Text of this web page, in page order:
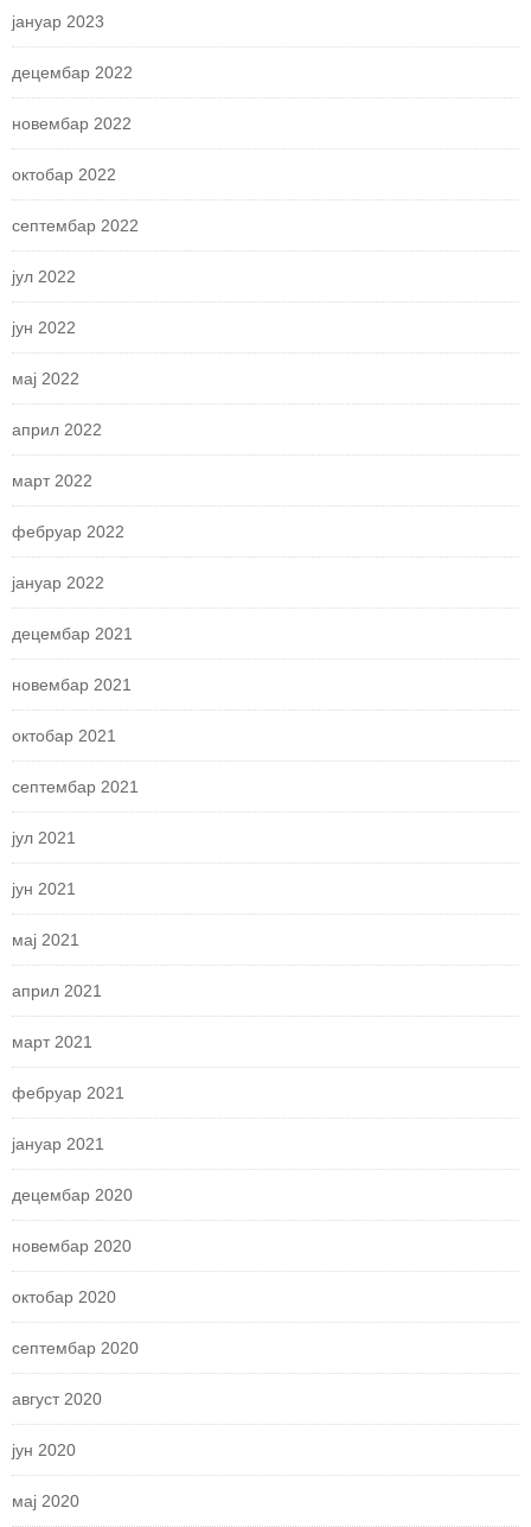
јануар 2023
децембар 2022
новембар 2022
октобар 2022
септембар 2022
јул 2022
јун 2022
мај 2022
април 2022
март 2022
фебруар 2022
јануар 2022
децембар 2021
новембар 2021
октобар 2021
септембар 2021
јул 2021
јун 2021
мај 2021
април 2021
март 2021
фебруар 2021
јануар 2021
децембар 2020
новембар 2020
октобар 2020
септембар 2020
август 2020
јун 2020
мај 2020